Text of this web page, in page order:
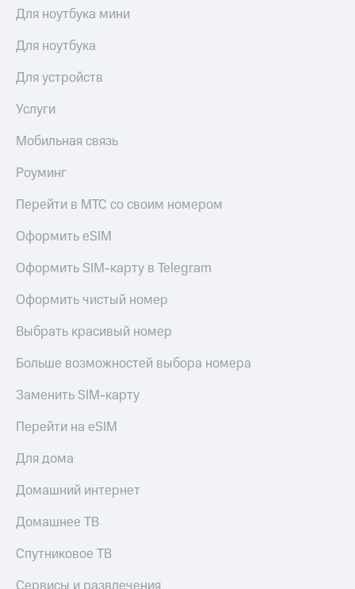
Для ноутбука мини
Для ноутбука
Для устройств
Услуги
Мобильная связь
Роуминг
Перейти в МТС со своим номером
Оформить eSIM
Оформить SIM-карту в Telegram
Оформить чистый номер
Выбрать красивый номер
Больше возможностей выбора номера
Заменить SIM-карту
Перейти на eSIM
Для дома
Домашний интернет
Домашнее ТВ
Спутниковое ТВ